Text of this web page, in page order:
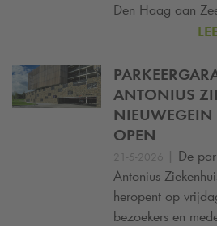
Den Haag aan
ANTONIUS
NIEUWEGEIN
OPEN
21-5-2026 | De
Antonius
heropent op
bezoekers en